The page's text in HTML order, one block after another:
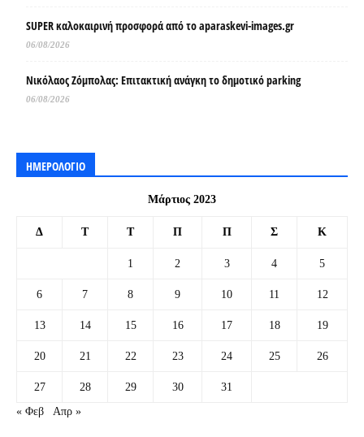
SUPER καλοκαιρινή προσφορά από το aparaskevi-images.gr
06/08/2026
Νικόλαος Ζόμπολας: Επιτακτική ανάγκη το δημοτικό parking
06/08/2026
ΗΜΕΡΟΛΟΓΙΟ
Μάρτιος 2023
Δ Τ Τ Π Π Σ Κ
1 2 3 4 5
6 7 8 9 10 11 12
13 14 15 16 17 18 19
20 21 22 23 24 25 26
27 28 29 30
31
« Φεβ
Απρ »